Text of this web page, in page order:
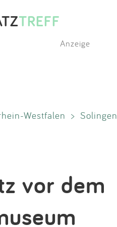
TREFF
Anzeige
Westfalen > Solingen
vor dem